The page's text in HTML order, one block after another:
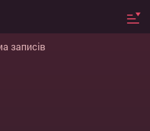
записів